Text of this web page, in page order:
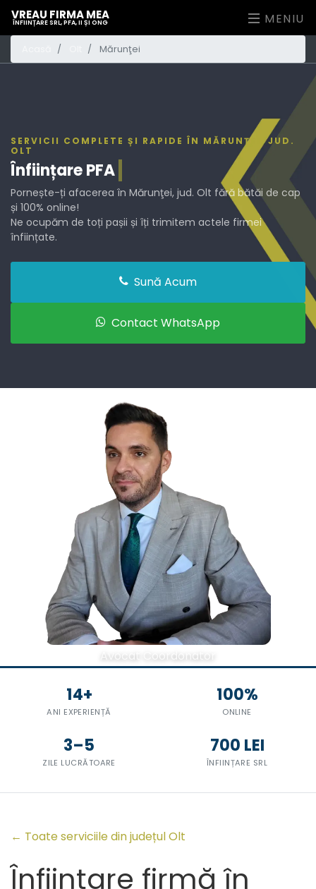
VREAU FIRMA MEA
ÎNFIINȚARE SRL, PFA, II ȘI ONG MENIU
Mărunţei
SERVICII COMPLETE ȘI RAPIDE ÎN MĂRUNŢEI, JUD.
OLT
ÎnființarePFA
Pornește-ți afacerea în Mărunţei, jud. Olt fără bătăi de cap
și 100% online!
Ne ocupăm de toți pașii și îți trimitem actele firmei
înființate.
Sună Acum
Contact WhatsApp
Avocat Coordonator
14+
ANI EXPERIENȚĂ
100%
ONLINE
3–5
ZILE LUCRĂTOARE
700 LEI
ÎNFIINȚARE SRL
← Toate serviciile din județul Olt
Înființare firmă în